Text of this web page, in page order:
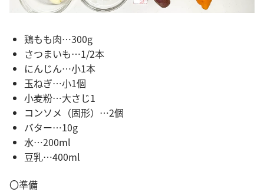
鶏もも肉…300g
さつまいも…1/2本
にんじん…小1本
玉ねぎ…小1個
小麦粉…大さじ1
コンソメ（固形）…2個
バター…10g
水…200ml
豆乳…400ml
〇準備